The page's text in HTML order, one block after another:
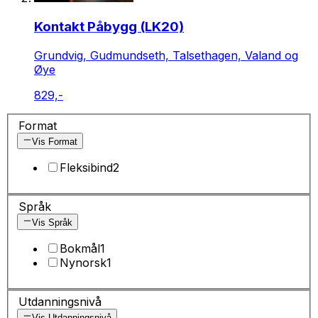
Kontakt Påbygg (LK20)
Grundvig, Gudmundseth, Talsethagen, Valand og
Øye
829,-
Format
Vis Format
Fleksibind2
Språk
Vis Språk
Bokmål1
Nynorsk1
Utdanningsnivå